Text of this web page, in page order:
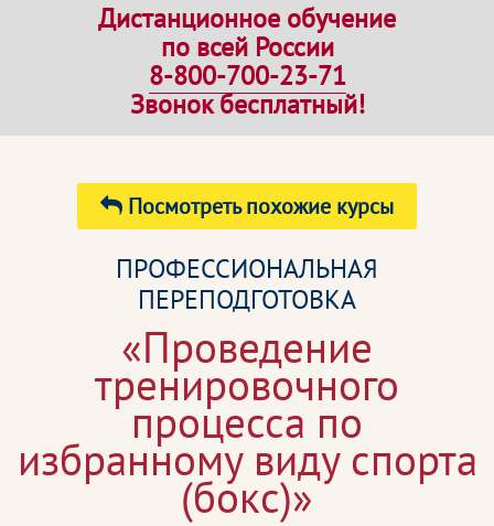
Дистанционное обучение
по всей России
8-800-700-23-71
Звонок бесплатный!
Посмотреть похожие курсы
ПРОФЕССИОНАЛЬНАЯ
ПЕРЕПОДГОТОВКА
«Проведение
тренировочного
процесса по
избранному виду спорта
(бокс)»